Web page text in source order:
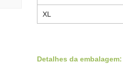
XL
Detalhes da embalagem: